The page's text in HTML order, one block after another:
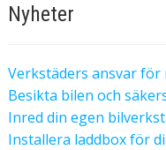
Nyheter
Verkstäders ansvar för
Besikta bilen och
Inred din egen
Installera laddbox för